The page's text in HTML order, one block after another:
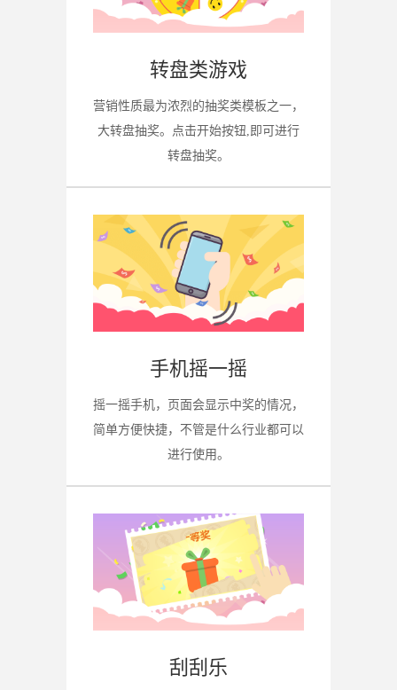
转盘类游戏
营销性质最为浓烈的抽奖类模板之一，
大转盘抽奖。点击开始按钮,即可进行
转盘抽奖。
手机摇一摇
摇一摇手机，页面会显示中奖的情况，
简单方便快捷，不管是什么行业都可以
进行使用。
刮刮乐